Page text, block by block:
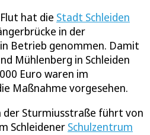
hat die Stadt Schleiden
in der
Betrieb genommen. Damit
Mühlenberg in Schleiden
Euro waren im
Maßnahme vorgesehen.
der Sturmiusstraße führt von
Schleidener Schulzentrum